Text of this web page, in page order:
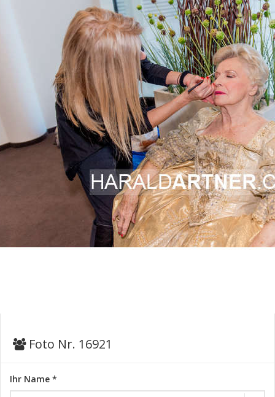
Foto Nr. 16921
Ihr Name *